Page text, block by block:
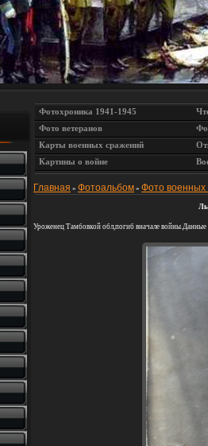
Фотохроника 1941-1945
Фото ветеранов
Карты военных сражений
Картины о войне
Главная » Фотоальбом » Фото военных
Уроженец Тамбовкой обл,погиб вначале